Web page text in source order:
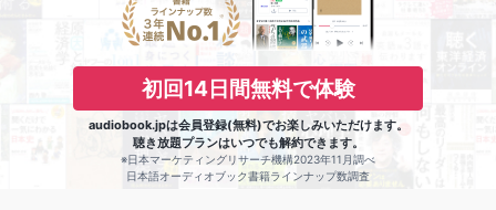
初回14日間無料で体験
audiobook.jpは会員登録(無料)でお楽しみいただけます。
聴き放題プランはいつでも解約できます。
※日本マーケティングリサーチ機構2023年11月調べ
日本語オーディオブック書籍ラインナップ数調査